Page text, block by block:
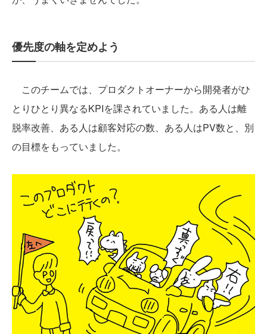
優先度の軸を定めよう
このチームでは、プロダクトオーナーから開発者がひ
とりひとり異なるKPIを課されていました。ある人は離
脱率改善、ある人は顧客対応の数、ある人はPV数と、別
の目標をもっていました。